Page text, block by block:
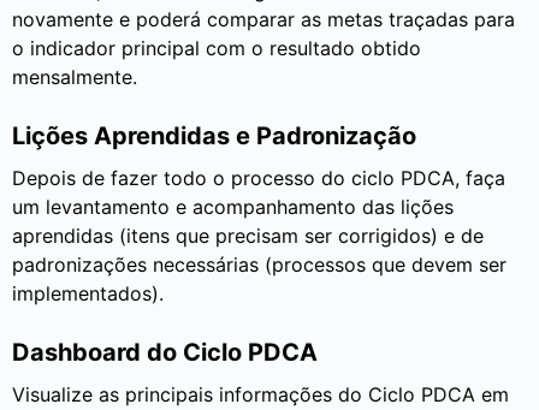
novamente e poderá comparar as metas traçadas para
o indicador principal com o resultado obtido
mensalmente.
Lições Aprendidas e Padronização
Depois de fazer todo o processo do ciclo PDCA, faça
um levantamento e acompanhamento das lições
aprendidas (itens que precisam ser corrigidos) e de
padronizações necessárias (processos que devem ser
implementados).
Dashboard do Ciclo PDCA
Visualize as principais informações do Ciclo PDCA em